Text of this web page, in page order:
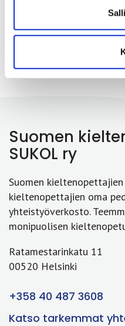
6
Suomen
SUKOL ry
Suomen
kieltenopettajien oma
yhteistyöverkosto.
monipuolisen
Ratamestarinkatu 11
00520 Helsinki
+358 40 487 3608
Katso tarkemmat